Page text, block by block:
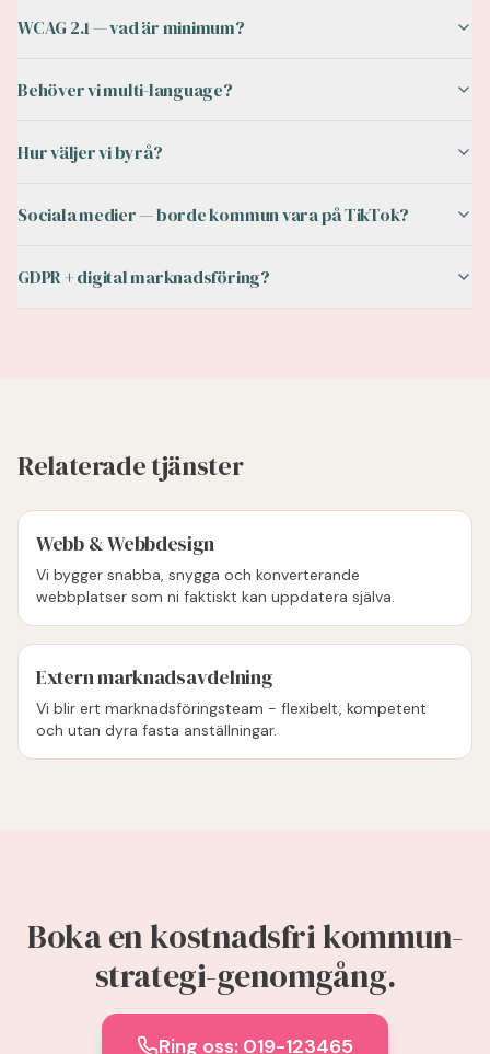
WCAG 2.1 — vad är minimum?
Behöver vi multi-language?
Hur väljer vi byrå?
Sociala medier — borde kommun vara på TikTok?
GDPR + digital marknadsföring?
Relaterade tjänster
Webb & Webbdesign
Vi bygger snabba, snygga och konverterande
webbplatser som ni faktiskt kan uppdatera själva.
Extern marknadsavdelning
Vi blir ert marknadsföringsteam - flexibelt, kompetent
och utan dyra fasta anställningar.
Boka en kostnadsfri kommun-
strategi-genomgång.
Ring oss: 019-123465